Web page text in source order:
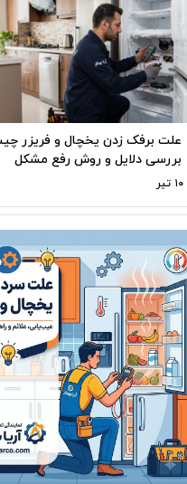
علت برفک زدن یخچال و فریزر
بررسی دلایل و روش رفع مشکل
۱۰ تیر